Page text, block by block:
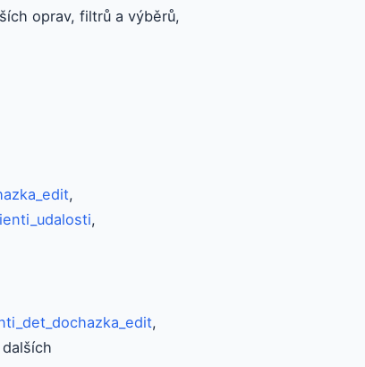
oprav, filtrů a výběrů,
,
,
,